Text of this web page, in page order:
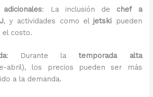
: La inclusión de chef a
, y actividades como el jetski pueden
el costo.
: Durante latemporada alta
abril), los precios pueden ser más
a la demanda.